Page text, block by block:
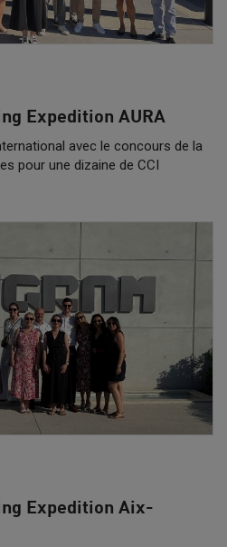
Expedition AURA
avec le concours de la
pour une dizaine de CCI
Expedition Aix-